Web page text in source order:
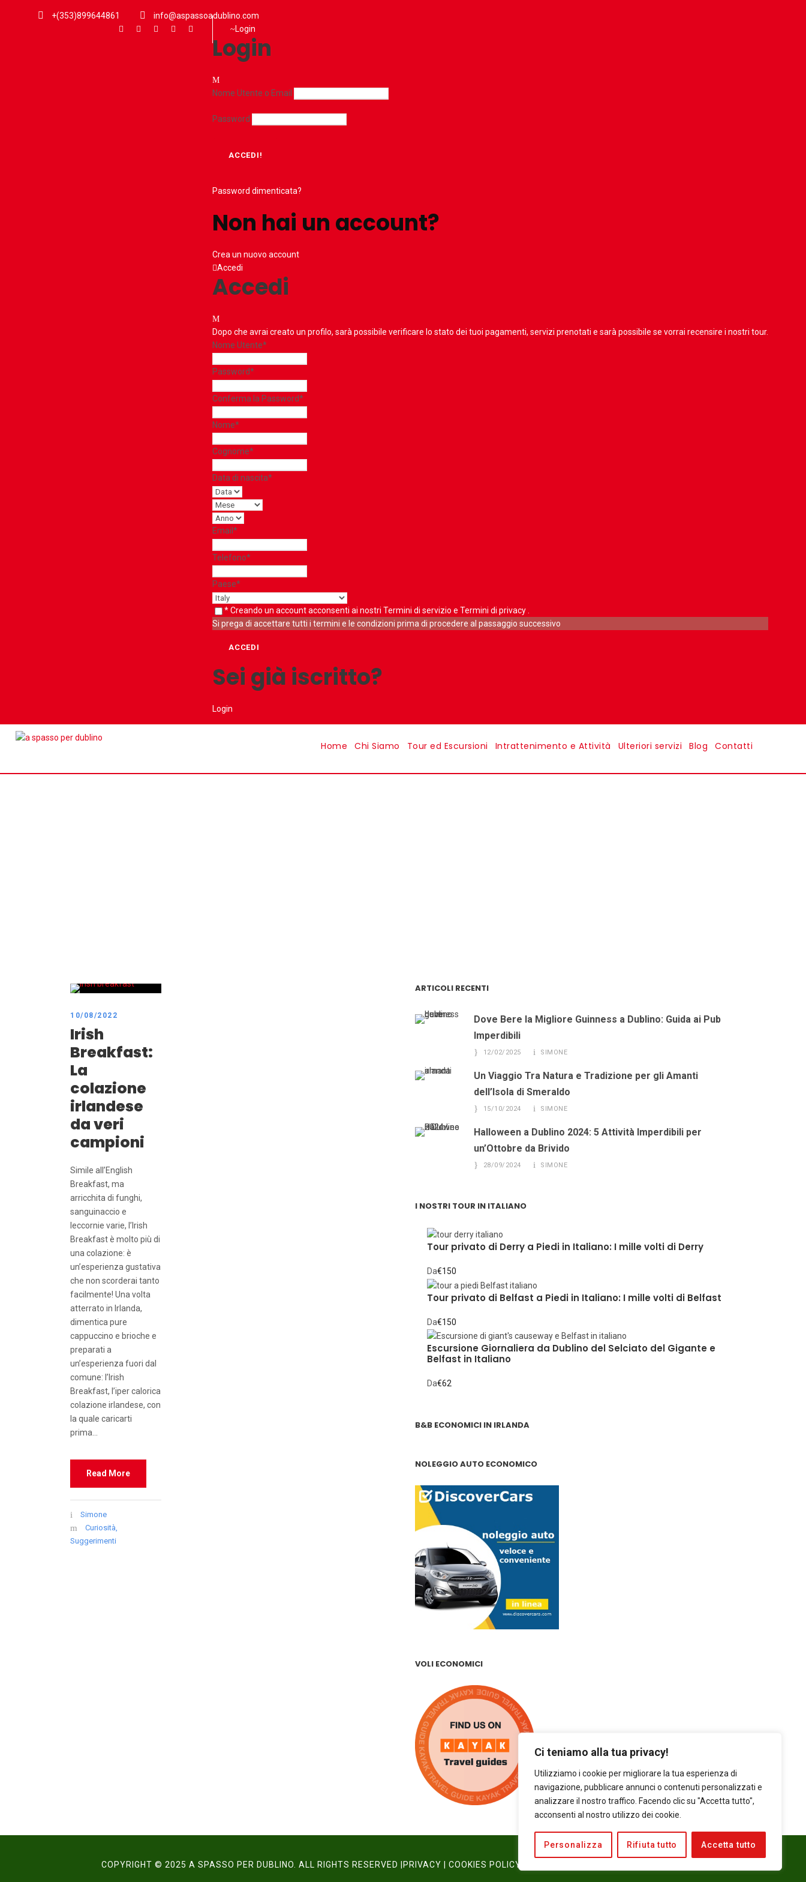
Ci teniamo alla tua privacy!
Utilizziamo i cookie per migliorare la tua esperienza di
navigazione, pubblicare annunci o contenuti personalizzati e
analizzare il nostro traffico. Facendo clic su "Accetta tutto",
acconsenti al nostro utilizzo dei cookie.
Personalizza Rifiuta tutto Accetta tutto
+(353)899644861
info@aspassoadublino.com
Login
Login
Nome Utente o Email
Password
Password dimenticata?
Non hai un account?
Crea un nuovo account
Accedi
Accedi
Dopo che avrai creato un profilo, sarà possibile verificare lo stato dei tuoi pagamenti, servizi prenotati e sarà possibile se vorrai recensire i nostri tour.
Nome Utente*
Password*
Conferma la Password*
Nome*
Cognome*
Data di nascita*
Email *
Telefono*
Paese*
* Creando un account acconsenti ai nostri Termini di servizio e Termini di privacy
Si prega di accettare tutti i termini e le condizioni prima di procedere al passaggio successivo
Sei già iscritto?
Login
Home Chi Siamo Tour ed Escursioni Intrattenimento e Attività Ulteriori servizi Blog Contatti
10/08/2022
Irish
Breakfast:
La
colazione
irlandese
da veri
campioni
Simile all’English
Breakfast, ma
arricchita di funghi,
sanguinaccio e
leccornie varie, l’Irish
Breakfast è molto più di
una colazione: è
un’esperienza gustativa
che non scorderai tanto
facilmente! Una volta
atterrato in Irlanda,
dimentica pure
cappuccino e brioche e
preparati a
un’esperienza fuori dal
comune: l’Irish
Breakfast, l’iper calorica
colazione irlandese, con
la quale caricarti
prima...
Read More
Simone
Curiosità,
Suggerimenti
ARTICOLI RECENTI
Dove Bere la Migliore Guinness a Dublino: Guida ai Pub
Imperdibili
12/02/2025 SIMONE
Un Viaggio Tra Natura e Tradizione per gli Amanti
dell’Isola di Smeraldo
15/10/2024 SIMONE
Halloween a Dublino 2024: 5 Attività Imperdibili per
un’Ottobre da Brivido
28/09/2024 SIMONE
I NOSTRI TOUR IN ITALIANO
Tour privato di Derry a Piedi in Italiano: I mille volti di Derry
Da€150
Tour privato di Belfast a Piedi in Italiano: I mille volti di Belfast
Da€150
Escursione Giornaliera da Dublino del Selciato del Gigante e
Belfast in Italiano
Da€62
B&B ECONOMICI IN IRLANDA
NOLEGGIO AUTO ECONOMICO
VOLI ECONOMICI
COPYRIGHT © 2025 A SPASSO PER DUBLINO. ALL RIGHTS RESERVED | PRIVACY COOKIES POLICY